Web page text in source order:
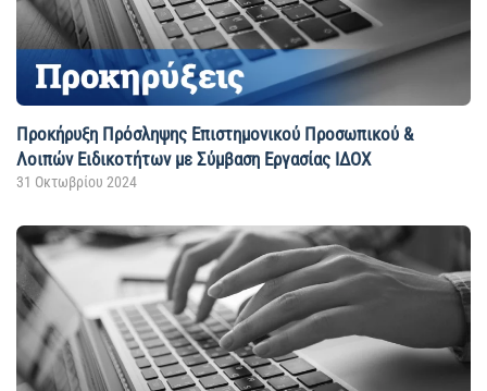
Προκήρυξη Πρόσληψης Επιστημονικού Προσωπικού &
Λοιπών Ειδικοτήτων με Σύμβαση Εργασίας ΙΔΟΧ
31 Οκτωβρίου 2024